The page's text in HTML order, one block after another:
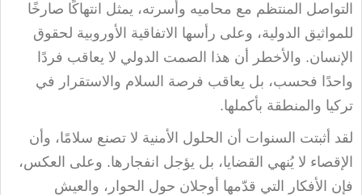
التواصل المنتظم مع محاميه وأسرته، يمثل انتهاكًا صارخًا
للمواثيق الدولية، وعلى رأسها الاتفاقية الأوروبية لحقوق
الإنسان. والأخطر أن هذا الصمت الدولي لا يعاقب فردًا
واحدًا فحسب، بل يعاقب فرصة السلام والاستقرار في
تركيا والمنطقة بأكملها.
لقد أثبتت السنوات أن الحلول الأمنية لا تصنع سلامًا، وأن
الإقصاء لا يُنهي القضايا، بل يؤجل انفجارها. وعلى العكس،
فإن الأفكار التي قدّمها أوجلان حول الحوار، والعيش